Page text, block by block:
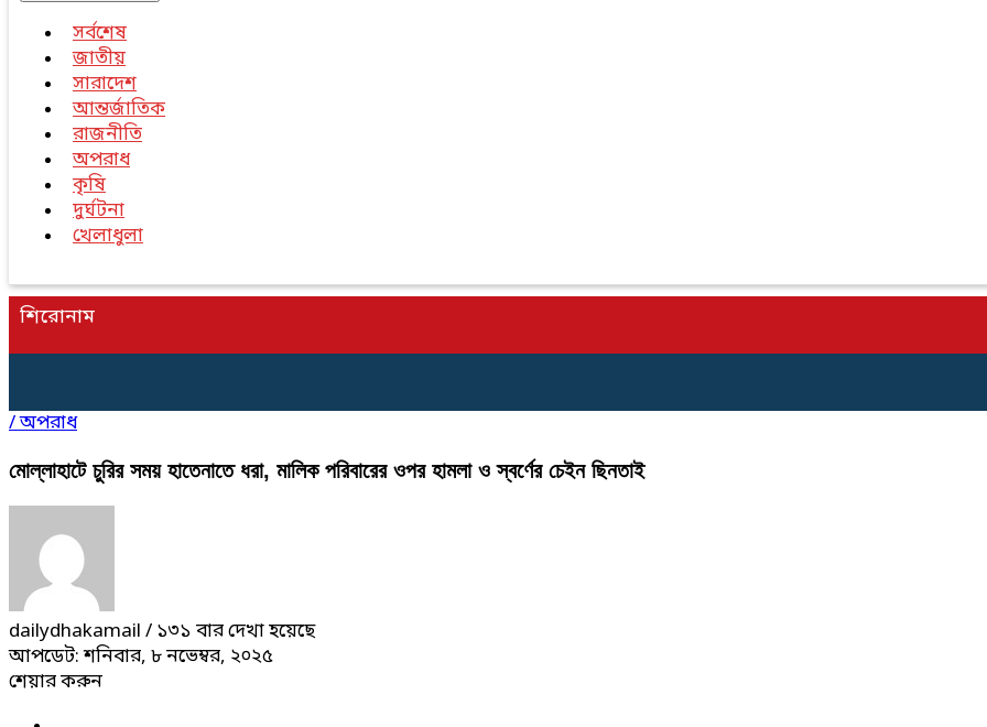
সর্বশেষ
জাতীয়
সারাদেশ
আন্তর্জাতিক
রাজনীতি
অপরাধ
কৃষি
দুর্ঘটনা
খেলাধুলা
শিরোনাম
/অপরাধ
মোল্লাহাটে চুরির সময় হাতেনাতে ধরা, মালিক পরিবারের ওপর হামলা ও স্বর্ণের চেইন ছিনতাই
dailydhakamail / ১৩১ বার দেখা হয়েছে
আপডেট: শনিবার, ৮ নভেম্বর, ২০২৫
শেয়ার করুন